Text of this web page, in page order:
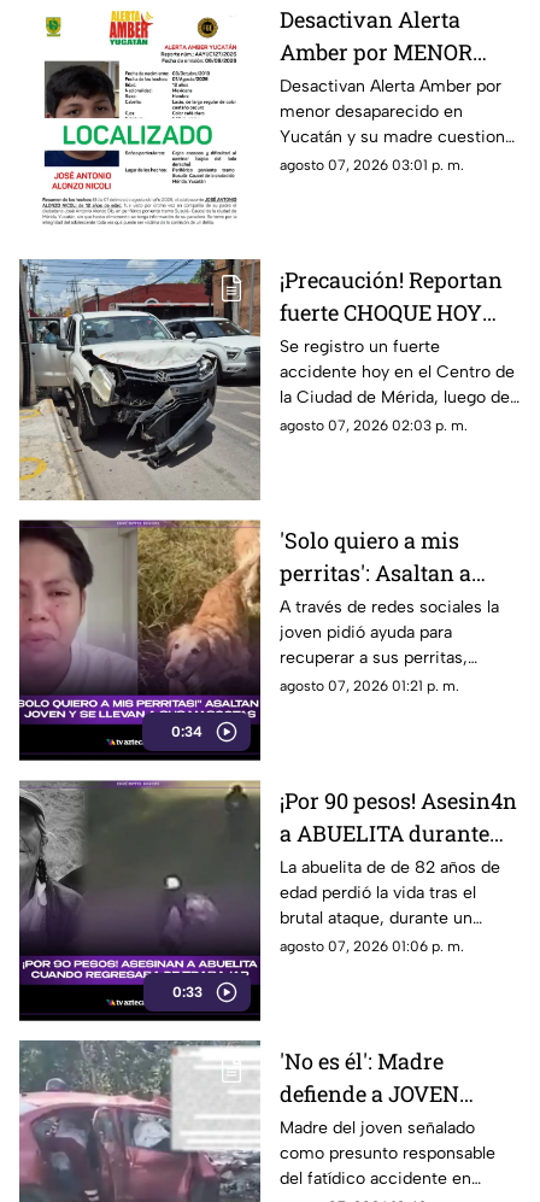
Desactivan Alerta
Amber por MENOR
DESAPARECIDO y su
madre dice: “¿Y cómo
por qué no me han
notificado?
Desactivan Alerta Amber por
menor desaparecido en
Yucatán y su madre cuestiona
la decisión, ya que las
agosto 07, 2026 03:01 p. m.
¡Precaución! Reportan
fuerte CHOQUE HOY
viernes 7 de agosto en
el Centro de Mérida;
esto se sabe
Se registro un fuerte
accidente hoy en el Centro de
la Ciudad de Mérida, luego de
que una camioneta impactó
agosto 07, 2026 02:03 p. m.
0:34
'Solo quiero a mis
perritas': Asaltan a
joven y se roban a sus
MASCOTAS; suplica
ayuda para localizarlas
(+VIDEO)
A través de redes sociales la
joven pidió ayuda para
recuperar a sus perritas,
quienes fueron robadas
agosto 07, 2026 01:21 p. m.
0:33
¡Por 90 pesos! Asesin4n
a ABUELITA durante
ASALTO cuando
regresaba de trabajar
(+VIDEO)
La abuelita de de 82 años de
edad perdió la vida tras el
brutal ataque, durante un
asalto, cuando regresaba de
agosto 07, 2026 01:06 p. m.
'No es él': Madre
defiende a JOVEN
señalado como
presunto responsable
del accidente donde
Madre del joven señalado
como presunto responsable
del fatídico accidente en